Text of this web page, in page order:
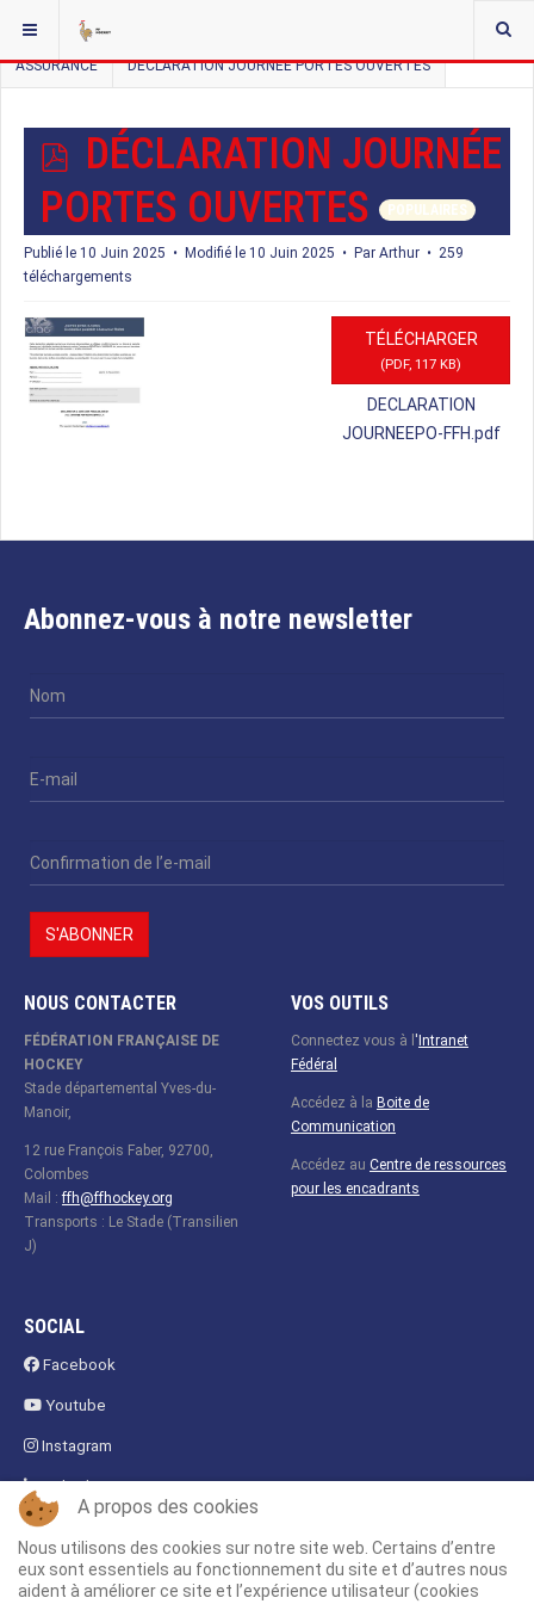
VOUS ÊTES ICI :
ASSURANCE DÉCLARATION JOURNÉE PORTES OUVERTES
P
D
F
DÉCLARATION JOURNÉE
PORTES OUVERTES
POPULAIRES
Publié le 10 Juin 2025 Modifié le 10 Juin 2025 Par Arthur
259
téléchargements
TÉLÉCHARGER
(PDF, 117 KB)
DECLARATION
JOURNEEPO-FFH.pdf
Abonnez-vous à notre newsletter
NOUS CONTACTER
FÉDÉRATION FRANÇAISE DE
HOCKEY
Stade départemental Yves-du-
Manoir,
12 rue François Faber, 92700,
Colombes
Mail :ffh@ffhockey.org
Transports : Le Stade (Transilien
J)
VOS OUTILS
Connectez vous à l ' Intranet
Fédéral
Accédez à la Boite de
Communication
Accédez au Centre de ressources
pour les encadrants
SOCIAL
Facebook
Youtube
Instagram
Linkedin
Fanzone
A propos des cookies
Nous utilisons des cookies sur notre site web. Certains d’entre
eux sont essentiels au fonctionnement du site et d’autres nous
aident à améliorer ce site et l’expérience utilisateur (cookies